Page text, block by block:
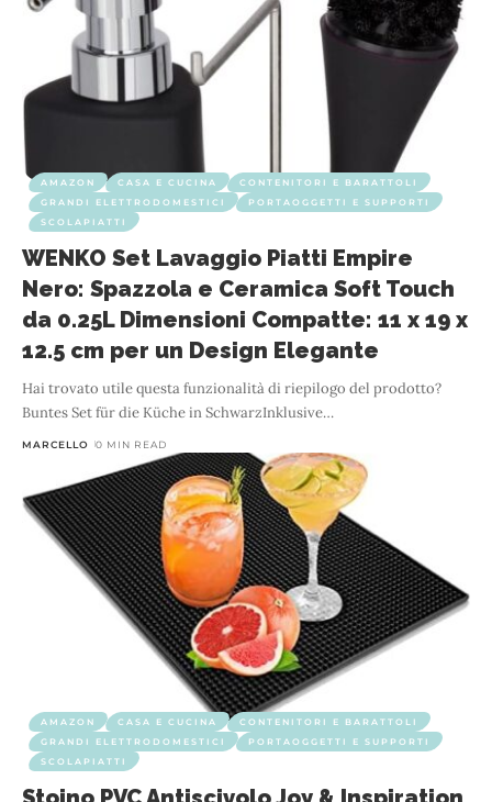
AMAZON CASA E CUCINA
CONTENITORI E BARATTOLI
GRANDI ELETTRODOMESTICI
PORTAOGGETTI E SUPPORTI
SCOLAPIATTI
WENKO Set Lavaggio Piatti Empire
Nero: Spazzola e Ceramica Soft Touch
da 0.25L Dimensioni Compatte: 11 x 19 x
12.5 cm per un Design Elegante
Hai trovato utile questa funzionalità di riepilogo del prodotto?
Buntes Set für die Küche in SchwarzInklusive…
MARCELLO 0 MIN READ
AMAZON CASA E CUCINA
CONTENITORI E BARATTOLI
GRANDI ELETTRODOMESTICI
PORTAOGGETTI E SUPPORTI
SCOLAPIATTI